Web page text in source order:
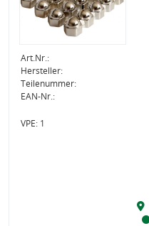
Art.Nr.:
Hersteller:
Teilenummer:
EAN-Nr.:
VPE: 1